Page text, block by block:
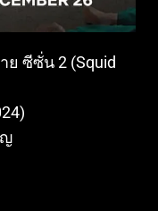
ย ซีซั่น 2 (Squid